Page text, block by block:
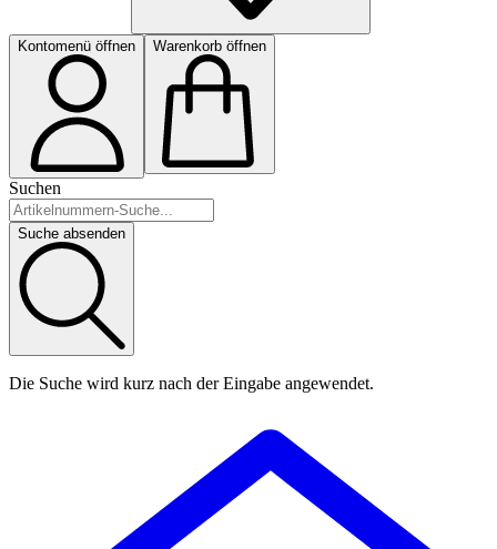
Kontomenü öffnen Warenkorb öffnen
Suchen
Suche absenden
Die Suche wird kurz nach der Eingabe angewendet.